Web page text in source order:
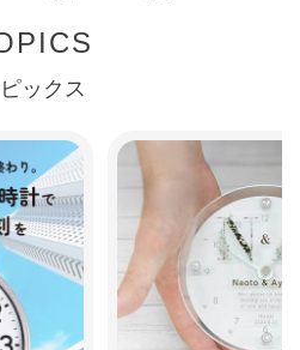
ピックス